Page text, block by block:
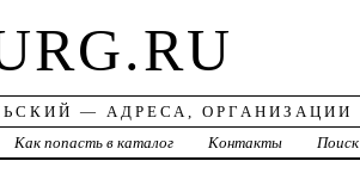
— АДРЕСА, ОРГАНИЗАЦИИ
Как попасть в каталог Контакты Поиск